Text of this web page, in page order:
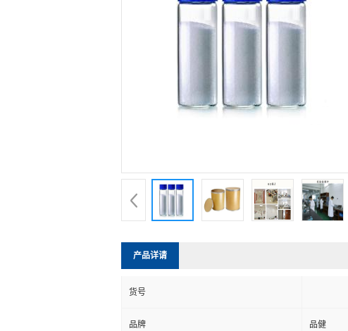
产品详请
货号
品牌 品健